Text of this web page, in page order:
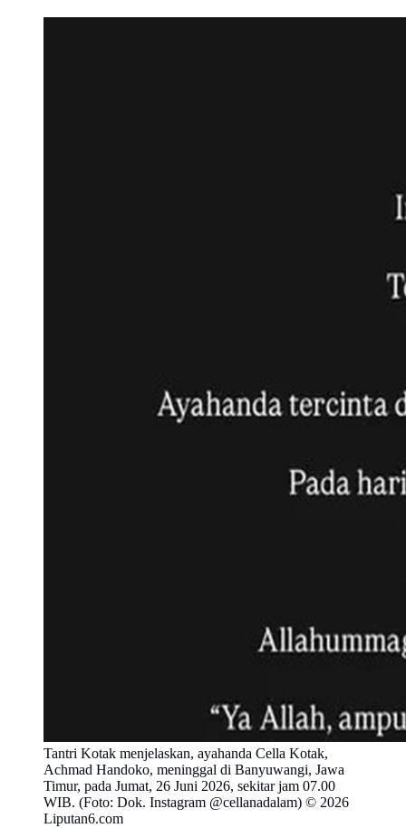
Tantri Kotak menjelaskan, ayahanda Cella Kotak,
Achmad Handoko, meninggal di Banyuwangi, Jawa
Timur, pada Jumat, 26 Juni 2026, sekitar jam 07.00
WIB. (Foto: Dok. Instagram @cellanadalam) © 2026
Liputan6.com